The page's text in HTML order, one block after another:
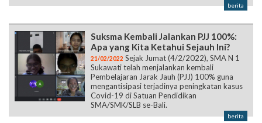
berita
Suksma Kembali Jalankan PJJ 100%:
Apa yang Kita Ketahui Sejauh Ini?
21/02/2022 Sejak Jumat (4/2/2022), SMA N 1
Sukawati telah menjalankan kembali
Pembelajaran Jarak Jauh (PJJ) 100% guna
mengantisipasi terjadinya peningkatan kasus
Covid-19 di Satuan Pendidikan
SMA/SMK/SLB se-Bali.
berita